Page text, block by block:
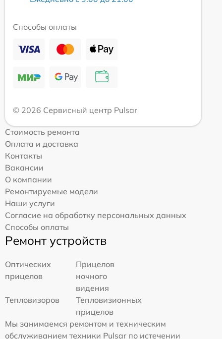
Способы оплаты
© 2026 Сервисный центр Pulsar
Стоимость ремонта
Оплата и доставка
Контакты
Вакансии
О компании
Ремонтируемые модели
Наши услуги
Согласие на обработку персональных данных
Способы оплаты
Ремонт устройств
Оптических
прицелов
Прицелов
ночного
видения
Тепловизоров
Тепловизионных
прицелов
Мы занимаемся ремонтом и техническим
обслуживанием техники Pulsar по истечении